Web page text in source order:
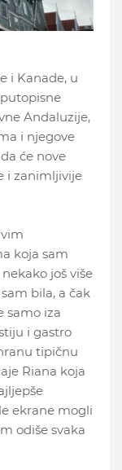
i Kanade, u
Andaluzije,
i njegove
će nove
i zanimljivije
koja sam
još više
bila, a čak
samo iza
i gastro
tipičnu
Riana koja
ekrane mogli
odiše svaka